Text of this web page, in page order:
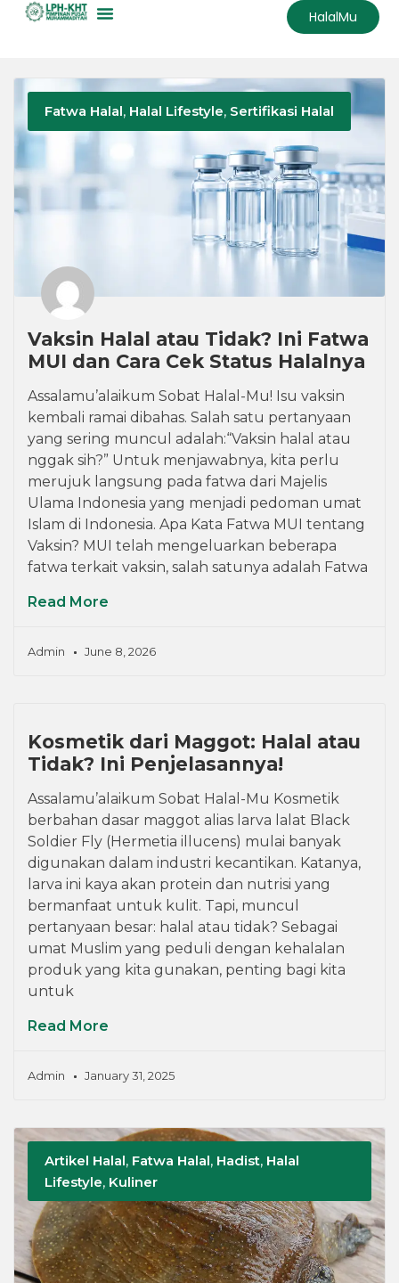
HalalMu
Fatwa Halal, Halal Lifestyle, Sertifikasi Halal
Vaksin Halal atau Tidak? Ini Fatwa
MUI dan Cara Cek Status Halalnya
Assalamu’alaikum Sobat Halal-Mu! Isu vaksin
kembali ramai dibahas. Salah satu pertanyaan
yang sering muncul adalah:“Vaksin halal atau
nggak sih?” Untuk menjawabnya, kita perlu
merujuk langsung pada fatwa dari Majelis
Ulama Indonesia yang menjadi pedoman umat
Islam di Indonesia. Apa Kata Fatwa MUI tentang
Vaksin? MUI telah mengeluarkan beberapa
fatwa terkait vaksin, salah satunya adalah Fatwa
Read More
Admin June 8, 2026
Kosmetik dari Maggot: Halal atau
Tidak? Ini Penjelasannya!
Assalamu’alaikum Sobat Halal-Mu Kosmetik
berbahan dasar maggot alias larva lalat Black
Soldier Fly (Hermetia illucens) mulai banyak
digunakan dalam industri kecantikan. Katanya,
larva ini kaya akan protein dan nutrisi yang
bermanfaat untuk kulit. Tapi, muncul
pertanyaan besar: halal atau tidak? Sebagai
umat Muslim yang peduli dengan kehalalan
produk yang kita gunakan, penting bagi kita
untuk
Read More
Admin January 31, 2025
Artikel Halal, Fatwa Halal, Hadist, Halal
Lifestyle, Kuliner